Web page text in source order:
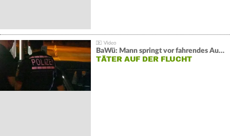
BaWü: Mann springt vor fahrendes Auto und schießt
TÄTER AUF DER FLUCHT